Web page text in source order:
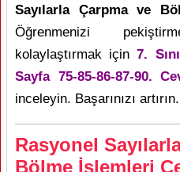
Sayılarla Çarpma ve
Öğrenmenizi
kolaylaştırmak için7.
Sayfa 75-85-86-87-90.
inceleyin. Başarınızı artırın.
Rasyonel
Bölme İşlemleri